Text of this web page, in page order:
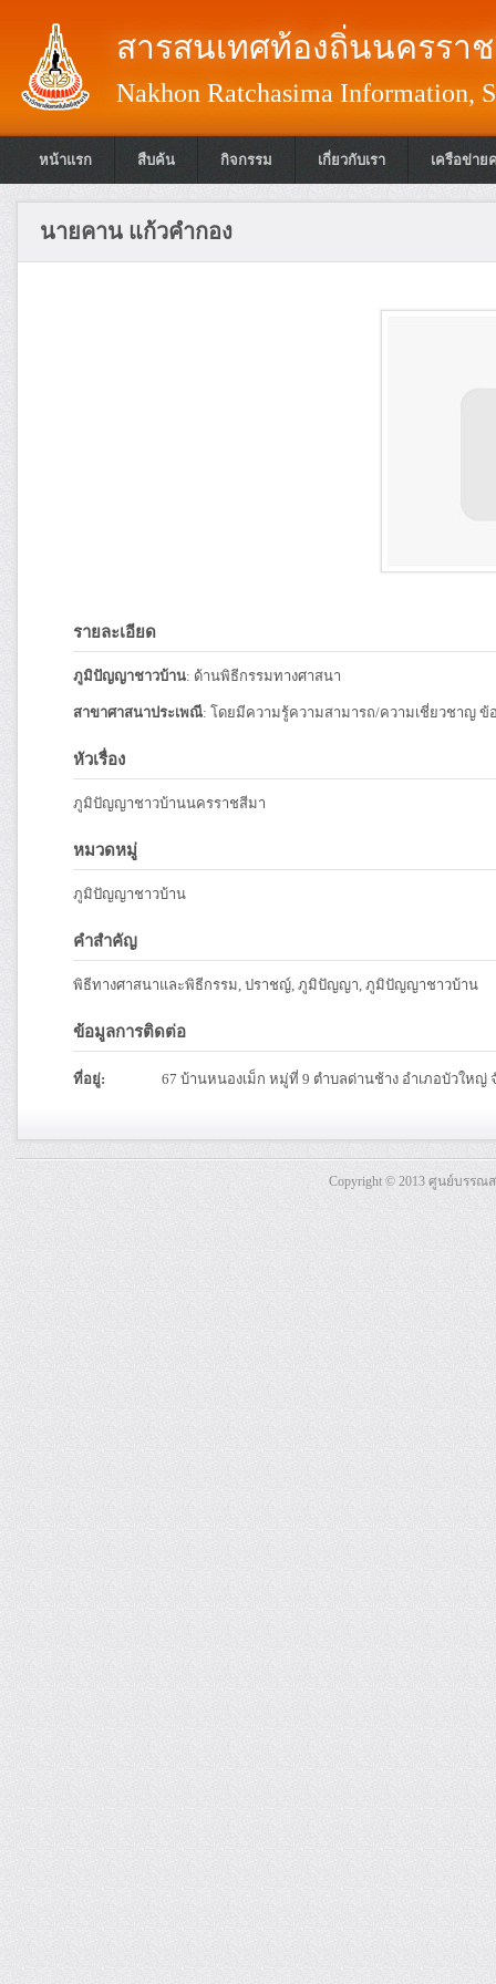
สารสนเทศท้องถิ่นนครรา
Nakhon Ratchasima Information,
หน้าแรก สืบค้น กิจกรรม เกี่ยวกับเรา เครือข่าย
นายคาน แก้วคำกอง
รายละเอียด
ภูมิปัญญาชาวบ้าน: ด้านพิธีกรรมทางศาสนา
สาขาศาสนาประเพณี: โดยมีความรู้ความสามารถ/ความเชี่ยวชาญ
หัวเรื่อง
ภูมิปัญญาชาวบ้านนครราชสีมา
หมวดหมู่
ภูมิปัญญาชาวบ้าน
คำสำคัญ
พิธีทางศาสนาและพิธีกรรม, ปราชญ์, ภูมิปัญญา, ภูมิปัญญาชาวบ้าน
ข้อมูลการติดต่อ
ที่อยู่: 67 บ้านหนองเม็ก หมู่ที่ 9 ตำบลด่านช้าง อำเภอบัวใหญ่
Copyright © 2013 ศูนย์บรร